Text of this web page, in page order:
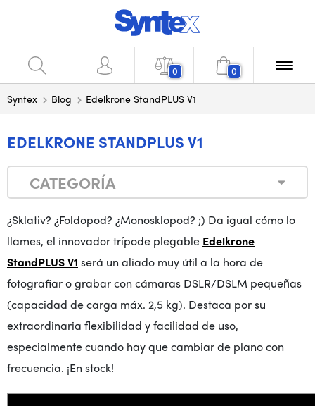
0 0
Syntex Blog Edelkrone StandPLUS V1
EDELKRONE STANDPLUS V1
CATEGORÍA
¿Sklativ? ¿Foldopod? ¿Monosklopod? ;) Da igual cómo lo
llames, el innovador trípode plegable Edelkrone
StandPLUS V1 será un aliado muy útil a la hora de
fotografiar o grabar con cámaras DSLR/DSLM pequeñas
(capacidad de carga máx. 2,5 kg). Destaca por su
extraordinaria flexibilidad y facilidad de uso,
especialmente cuando hay que cambiar de plano con
frecuencia. ¡En stock!